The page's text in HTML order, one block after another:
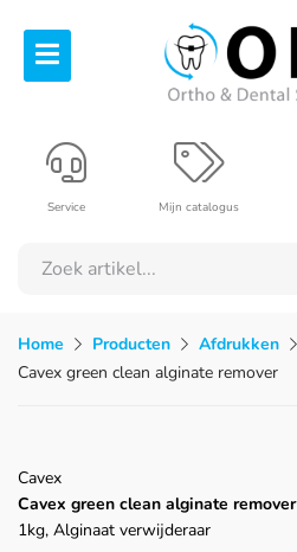
Mijn catalogus
Service
Home Producten Afdrukken
Cavex green clean alginate remover
Cavex
Cavex green clean alginate remover
1kg, Alginaat verwijderaar